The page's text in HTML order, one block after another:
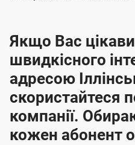
Якщо Вас
швидкісного
адресою
скористайтеся
компанії.
кожен абонент